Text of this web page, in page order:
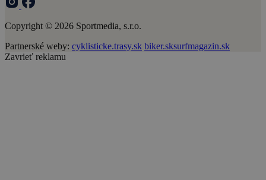
Copyright © 2026 Sportmedia, s.r.o.
Partnerské weby: cyklisticke.trasy.sk biker.sksurfmagazin.sk
Zavrieť reklamu